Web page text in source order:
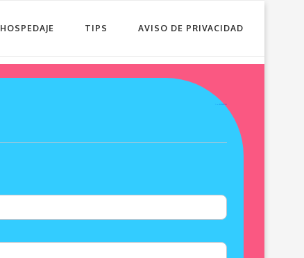
HOSPEDAJE TIPS AVISO DE PRIVACIDAD